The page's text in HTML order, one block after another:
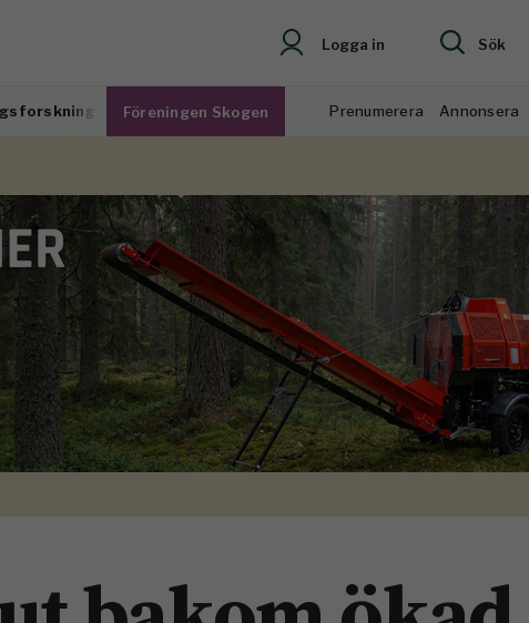
Logga in Sök
Föreningen Skogen Prenumerera Annonsera